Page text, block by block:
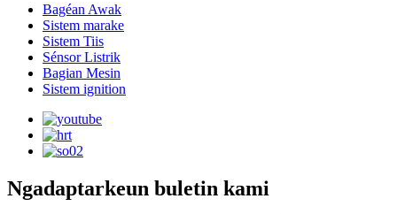
Bagéan Awak
Sistem marake
Sistem Tiis
Sénsor Listrik
Bagian Mesin
Sistem ignition
Ngadaptarkeun buletin kami